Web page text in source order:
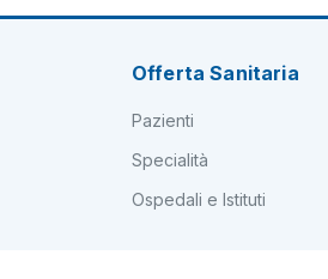
Offerta Sanitaria
Pazienti
Specialità
Ospedali e Istituti